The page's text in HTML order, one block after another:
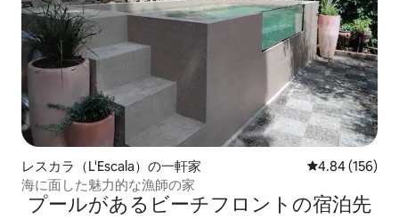
レスカラ（L'Escala）の一軒家 レビュー156
4.84 (156)
海に面した魅力的な漁師の家
プールがあるビーチフロントの宿泊先